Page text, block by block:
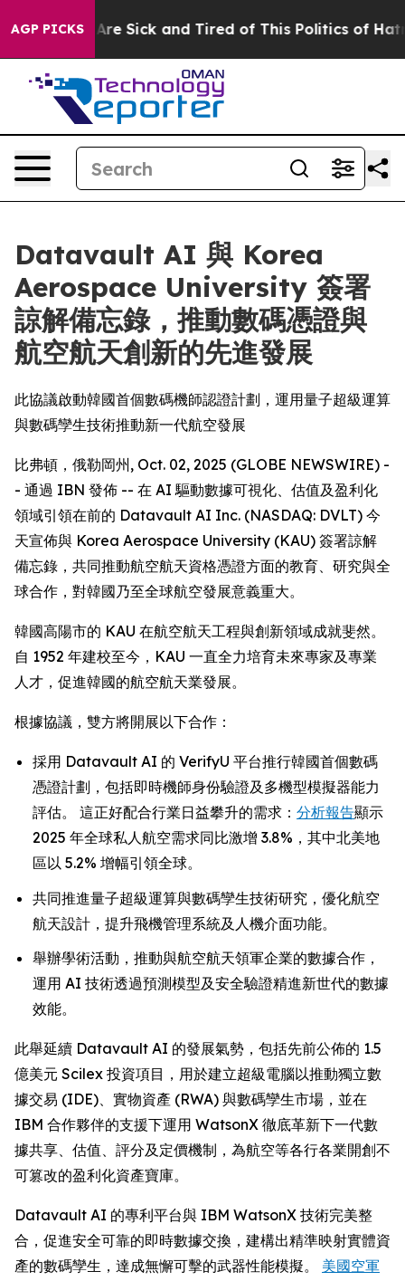
AGP PICKSAre Sick and Tired of This Politics of Hatred”
Datavault AI 與 Korea
Aerospace University 簽署
諒解備忘錄，推動數碼憑證與
航空航天創新的先進發展
此協議啟動韓國首個數碼機師認證計劃，運用量子超級運算
與數碼孿生技術推動新一代航空發展
比弗頓，俄勒岡州, Oct. 02, 2025 (GLOBE NEWSWIRE) -
- 通過 IBN 發佈 -- 在 AI 驅動數據可視化、估值及盈利化
領域引領在前的 Datavault AI Inc. (NASDAQ: DVLT) 今
天宣佈與 Korea Aerospace University (KAU) 簽署諒解
備忘錄，共同推動航空航天資格憑證方面的教育、研究與全
球合作，對韓國乃至全球航空發展意義重大。
韓國高陽市的 KAU 在航空航天工程與創新領域成就斐然。
自 1952 年建校至今，KAU 一直全力培育未來專家及專業
人才，促進韓國的航空航天業發展。
根據協議，雙方將開展以下合作：
採用 Datavault AI 的 VerifyU 平台推行韓國首個數碼
憑證計劃，包括即時機師身份驗證及多機型模擬器能力
評估。 這正好配合行業日益攀升的需求： 分析報告顯示
2025 年全球私人航空需求同比激增 3.8%，其中北美地
區以 5.2% 增幅引領全球。
共同推進量子超級運算與數碼孿生技術研究，優化航空
航天設計，提升飛機管理系統及人機介面功能。
舉辦學術活動，推動與航空航天領軍企業的數據合作，
運用 AI 技術透過預測模型及安全驗證精進新世代的數據
效能。
此舉延續 Datavault AI 的發展氣勢，包括先前公佈的 1.5
億美元 Scilex 投資項目，用於建立超級電腦以推動獨立數
據交易 (IDE)、實物資產 (RWA) 與數碼孿生市場，並在
IBM 合作夥伴的支援下運用 WatsonX 徹底革新下一代數
據共享、估值、評分及定價機制，為航空等各行各業開創不
可篡改的盈利化資產寶庫。
Datavault AI 的專利平台與 IBM WatsonX 技術完美整
合，促進安全可靠的即時數據交換，建構出精準映射實體資
產的數碼孿生，達成無懈可擊的武器性能模擬。 美國空軍